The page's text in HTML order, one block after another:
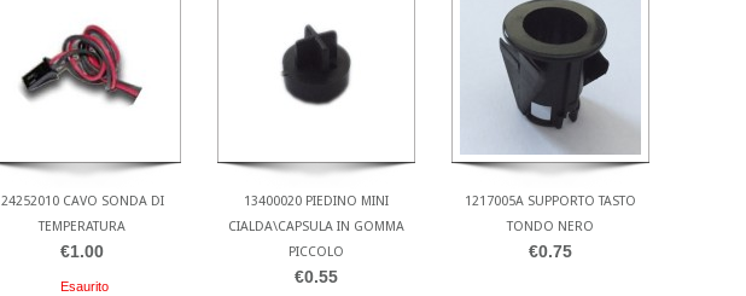
24252010 CAVO SONDA DI
TEMPERATURA
€1.00
Esaurito
13400020 PIEDINO MINI
CIALDA\CAPSULA IN GOMMA
PICCOLO
€0.55
1217005A SUPPORTO TASTO
TONDO NERO
€0.75